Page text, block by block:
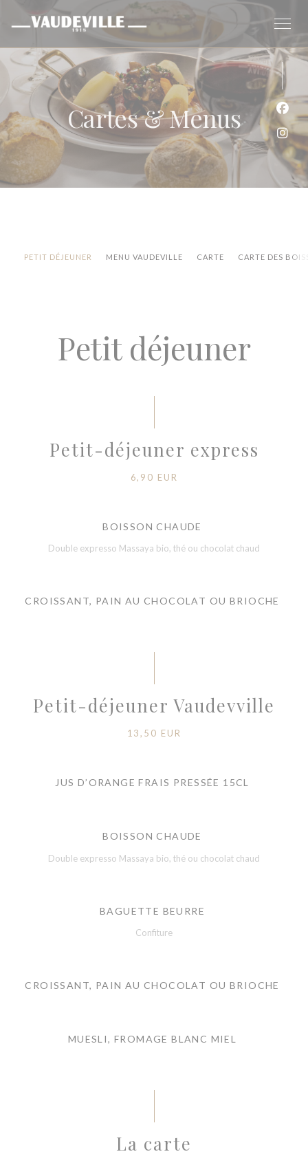
Cartes & Menus
PETIT DÉJEUNER MENU VAUDEVILLE CARTE CARTE DES
Petit déjeuner
Petit-déjeuner express
6,90 EUR
BOISSON CHAUDE
Double expresso Massaya bio, thé ou chocolat chaud
CROISSANT, PAIN AU CHOCOLAT OU BRIOCHE
Petit-déjeuner Vaudevville
13,50 EUR
JUS D’ORANGE FRAIS PRESSÉE 15CL
BOISSON CHAUDE
Double expresso Massaya bio, thé ou chocolat chaud
BAGUETTE BEURRE
Confiture
CROISSANT, PAIN AU CHOCOLAT OU BRIOCHE
MUESLI, FROMAGE BLANC MIEL
La carte